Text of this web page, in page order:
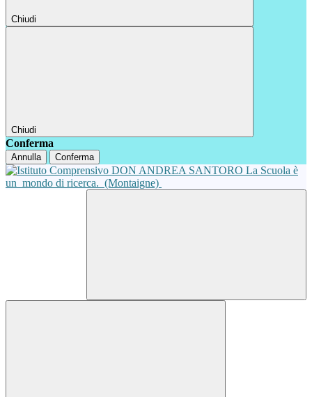
Chiudi
Chiudi
Conferma
Annulla Conferma
La Scuola è
un mondo di ricerca. (Montaigne)